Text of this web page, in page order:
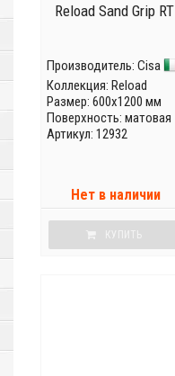
Reload Sand Grip RT
Производитель: Cisa
Коллекция: Reload
Размер: 600x1200 мм
Поверхность: матовая
Артикул: 12932
Нет в наличии
КУПИТЬ